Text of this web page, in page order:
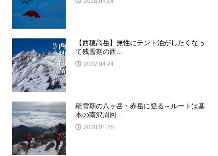
【西穂高岳】無性にテント泊がしたくなっ
て残雪期の西...
2022.04.24
積雪期の八ヶ岳・赤岳に登る～ルートは基
本の南沢周回...
2018.01.25